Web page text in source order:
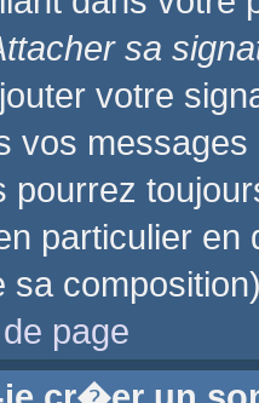
sa
votre
vos
pourrez
particulier
sa
page